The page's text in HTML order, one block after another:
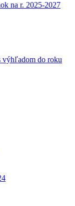
na r. 2025-2027
výhľadom do roku